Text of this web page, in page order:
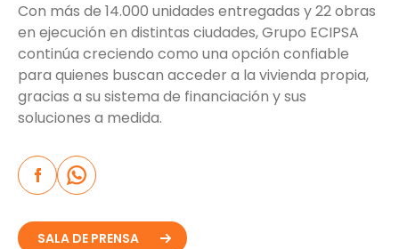
Con más de 14.000 unidades entregadas y 22 obras
en ejecución en distintas ciudades, Grupo ECIPSA
continúa creciendo como una opción confiable
para quienes buscan acceder a la vivienda propia,
gracias a su sistema de financiación y sus
soluciones a medida.
SALA DE PRENSA